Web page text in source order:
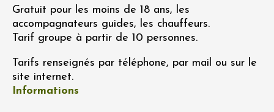
Gratuit pour les moins de 18 ans, les
accompagnateurs guides, les chauffeurs.
Tarif groupe à partir de 10 personnes.
Tarifs renseignés par téléphone, par mail ou sur le
site internet.
Informations